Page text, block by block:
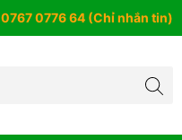
0767 0776 64 (Chỉ nhắn tin)